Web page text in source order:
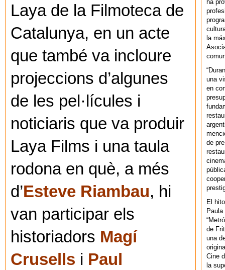
Laya de la Filmoteca de
Catalunya, en un acte
que també va incloure
projeccions d’algunes
de les pel·lícules i
noticiaris que va produir
Laya Films i una taula
rodona en què, a més
d’Esteve Riambau, hi
van participar els
historiadors Magí
Crusells i Paul
ha
la
una
en
de
El
de
una
Cine
la